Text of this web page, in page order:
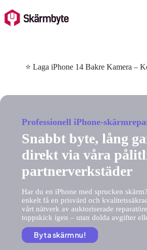
to
content
⭐ Laga iPhone 14 Bakre Kamera –
Professionell iPhone-
Snabbt byte, lång
direkt via våra
partnerverkstäder
Har du en iPhone med sprucken
enkelt få en prisvärd och
vårt nätverk av auktoriserade
toppskick igen – utan dolda avgifter
Byta skärm nu!